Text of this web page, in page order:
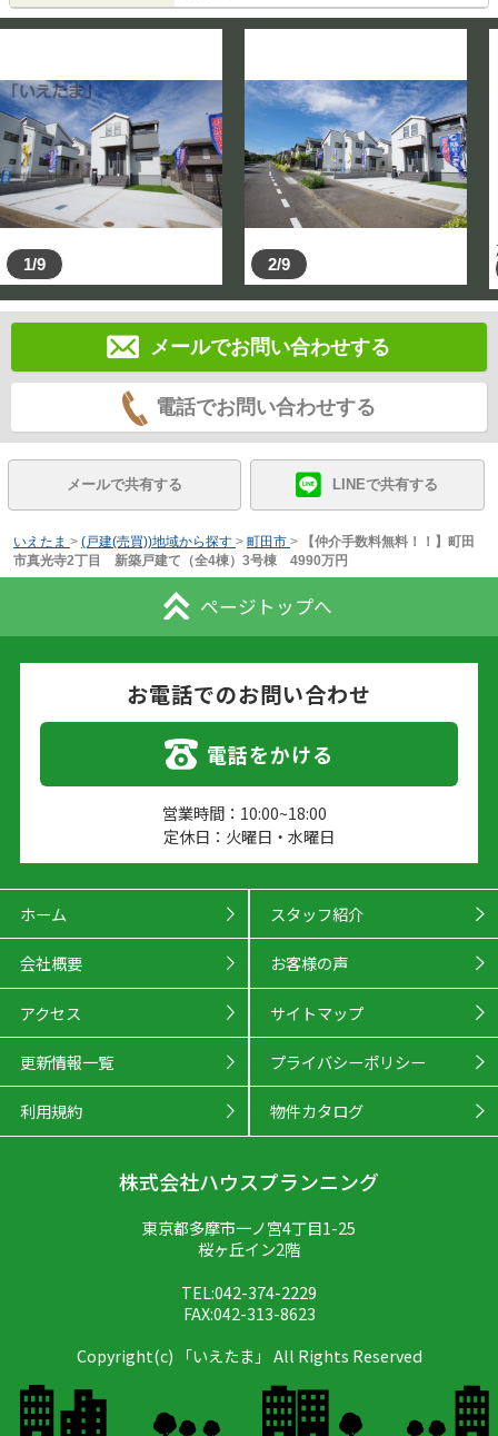
1/9 2/9
メールでお問い合わせする
電話でお問い合わせする
メールで共有する LINEで共有する
いえたま > (戸建(売買))地域から探す > 町田市 >
【仲介手数料無料！！】町田
市真光寺2丁目 新築戸建て（全4棟）3号棟 4990万円
ページトップへ
お電話でのお問い合わせ
電話をかける
営業時間：10:00~18:00
定休日：火曜日・水曜日
ホーム スタッフ紹介
会社概要 お客様の声
アクセス サイトマップ
更新情報一覧 プライバシーポリシー
利用規約 物件カタログ
株式会社ハウスプランニング
東京都多摩市一ノ宮4丁目1-25
桜ヶ丘イン2階
TEL:042-374-2229
FAX:042-313-8623
Copyright(c) 「いえたま」 All Rights Reserved